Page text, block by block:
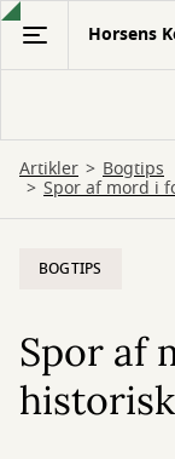
Gå
hovedindhold
Horsens
Artikler Bogtips
Spor af mord i
BOGTIPS
Spor af